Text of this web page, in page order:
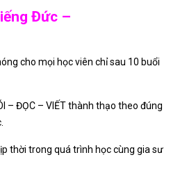
Đức –
cho mọi học viên chỉ sau 10 buổi
– ĐỌC – VIẾT thành thạo theo đúng
thời trong quá trình học cùng gia sư